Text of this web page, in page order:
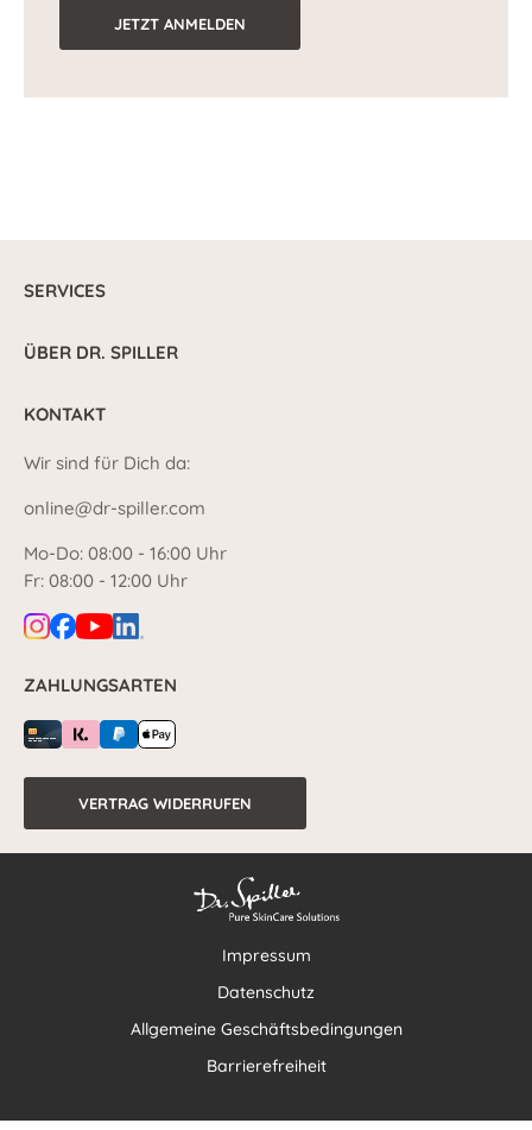
JETZT ANMELDEN
SERVICES
ÜBER DR. SPILLER
KONTAKT
Wir sind für Dich da:
online@dr-spiller.com
Mo-Do: 08:00 - 16:00 Uhr
Fr: 08:00 - 12:00 Uhr
ZAHLUNGSARTEN
VERTRAG WIDERRUFEN
Impressum
Datenschutz
Allgemeine Geschäftsbedingungen
Barrierefreiheit